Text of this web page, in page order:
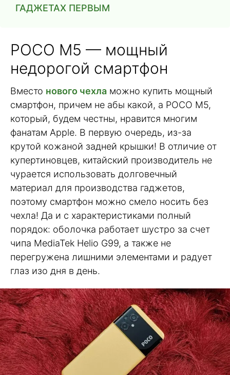
ГАДЖЕТАХ ПЕРВЫМ
POCO M5 — мощный
недорогой смартфон
Вместо нового чехла можно купить мощный
смартфон, причем не абы какой, а POCO M5,
который, будем честны, нравится многим
фанатам Apple. В первую очередь, из-за
крутой кожаной задней крышки! В отличие от
купертиновцев, китайский производитель не
чурается использовать долговечный
материал для производства гаджетов,
поэтому смартфон можно смело носить без
чехла! Да и с характеристиками полный
порядок: оболочка работает шустро за счет
чипа MediaTek Helio G99, а также не
перегружена лишними элементами и радует
глаз изо дня в день.